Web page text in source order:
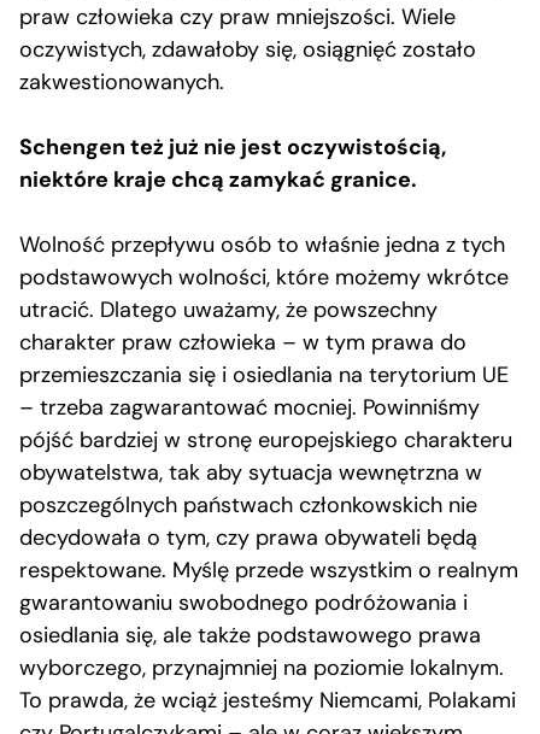
praw człowieka czy praw mniejszości. Wiele
oczywistych, zdawałoby się, osiągnięć zostało
zakwestionowanych.
Schengen też już nie jest oczywistością,
niektóre kraje chcą zamykać granice.
Wolność przepływu osób to właśnie jedna z tych
podstawowych wolności, które możemy wkrótce
utracić. Dlatego uważamy, że powszechny
charakter praw człowieka – w tym prawa do
przemieszczania się i osiedlania na terytorium UE
– trzeba zagwarantować mocniej. Powinniśmy
pójść bardziej w stronę europejskiego charakteru
obywatelstwa, tak aby sytuacja wewnętrzna w
poszczególnych państwach członkowskich nie
decydowała o tym, czy prawa obywateli będą
respektowane. Myślę przede wszystkim o realnym
gwarantowaniu swobodnego podróżowania i
osiedlania się, ale także podstawowego prawa
wyborczego, przynajmniej na poziomie lokalnym.
To prawda, że wciąż jesteśmy Niemcami, Polakami